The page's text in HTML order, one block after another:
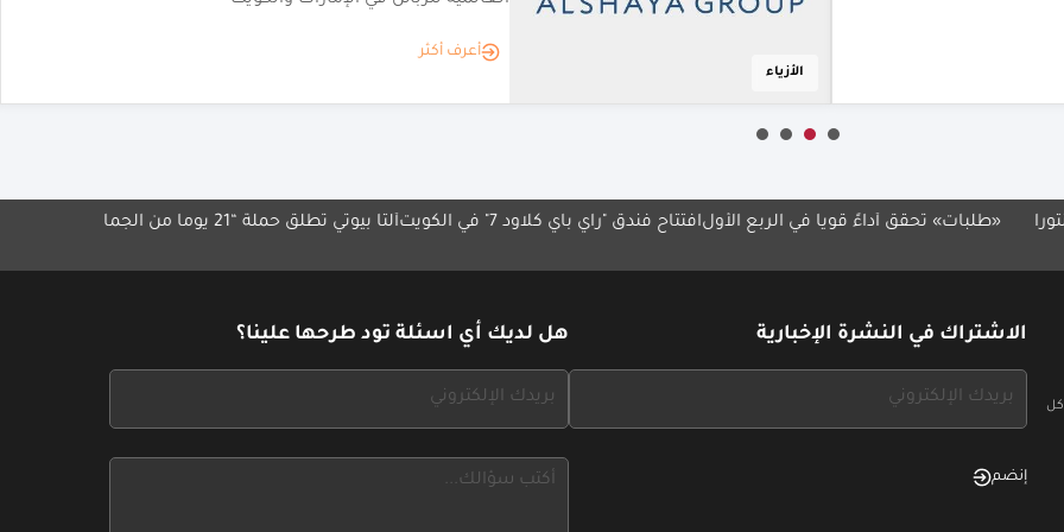
مطاعم
تحقق أداءً قوياً في الربع الأول افتتاح فندق "راي باي كلاود 7" في الكويت ألتا بيوتي تطلق حملة “21 يوماً من الجمال
برنامج مكافآت أورا
كل
الاشتراك في النشرة الإخبارية
this,
إنضم
هل لديك أي اسئلة تود طرحها علينا؟
this,